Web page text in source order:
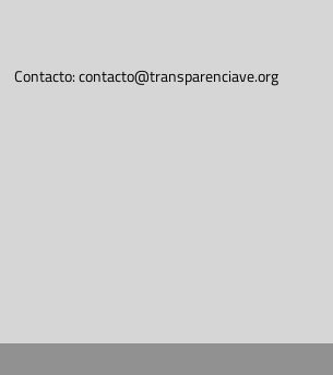
Contacto:contacto@transparenciave.org